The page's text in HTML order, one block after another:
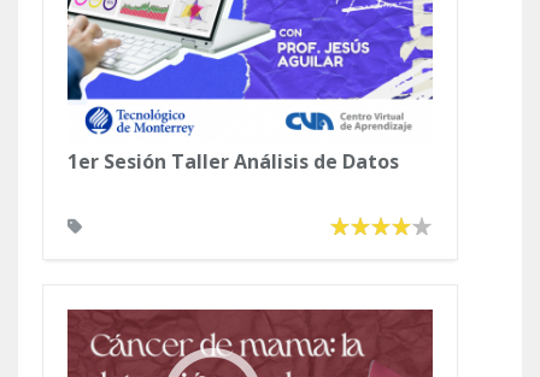
1er Sesión Taller Análisis de Datos